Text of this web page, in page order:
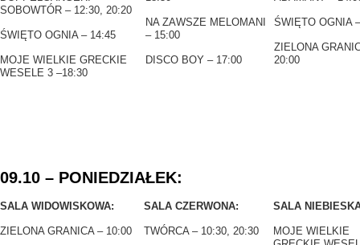
SOBOWTÓR – 12:30, 20:20
ŚWIĘTO OGNIA – 14:45
MOJE WIELKIE GRECKIE
WESELE 3 –18:30
NA ZAWSZE MELOMANI
– 15:00
DISCO BOY – 17:00
ŚWIĘTO OGNIA
ZIELONA
20:00
09.10 – PONIEDZIAŁEK:
SALA WIDOWISKOWA:
ZIELONA GRANICA – 10:00
SALA CZERWONA:
TWÓRCA – 10:30, 20:30
SALA
MOJE WIELKIE